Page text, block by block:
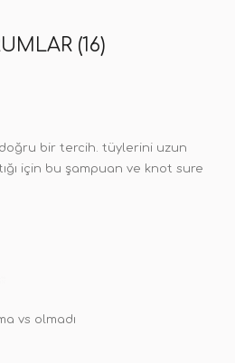
(16)
bir tercih. tüylerini uzun
için bu şampuan ve knot sure
vs olmadı